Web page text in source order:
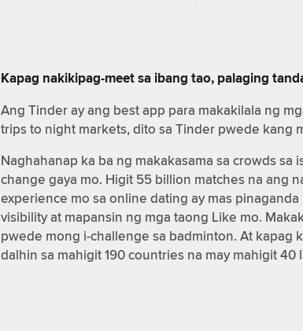
Kapag nakikipag-meet sa ibang tao, palaging
Ang Tinder ay ang best app para makakilala ng
trips to night markets, dito sa Tinder pwede kang
Naghahanap ka ba ng makakasama sa crowds
change gaya mo. Higit 55 billion matches na ang
experience mo sa online dating ay mas
visibility at mapansin ng mga taong Like mo.
pwede mong i-challenge sa badminton. At kapag
dalhin sa mahigit 190 countries na may mahigit